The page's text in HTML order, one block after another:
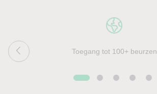
Toegang tot 100+ beurzen